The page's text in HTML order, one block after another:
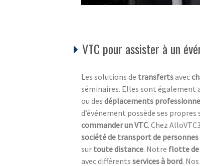
VTC pour assister à un
Les solutions de transfertsavec
séminaires. Elles sont également
ou des déplacements
d’événement possède ses
commander un VTC. Chez
société de transport de personnes
sur toute distance. Notre flotte de
avec différents services à bord. Nos